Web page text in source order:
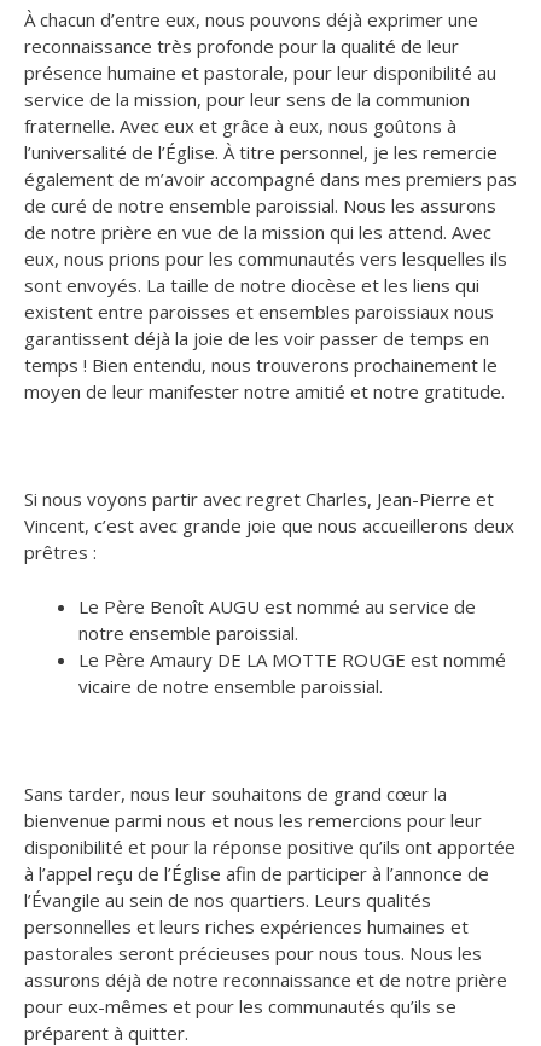
À chacun d’entre eux, nous pouvons déjà exprimer une
reconnaissance très profonde pour la qualité de leur
présence humaine et pastorale, pour leur disponibilité au
service de la mission, pour leur sens de la communion
fraternelle. Avec eux et grâce à eux, nous goûtons à
l’universalité de l’Église. À titre personnel, je les remercie
également de m’avoir accompagné dans mes premiers pas
de curé de notre ensemble paroissial. Nous les assurons
de notre prière en vue de la mission qui les attend. Avec
eux, nous prions pour les communautés vers lesquelles ils
sont envoyés. La taille de notre diocèse et les liens qui
existent entre paroisses et ensembles paroissiaux nous
garantissent déjà la joie de les voir passer de temps en
temps ! Bien entendu, nous trouverons prochainement le
moyen de leur manifester notre amitié et notre gratitude.
Si nous voyons partir avec regret Charles, Jean-Pierre et
Vincent, c’est avec grande joie que nous accueillerons deux
prêtres :
Le Père Benoît AUGU est nommé au service de
notre ensemble paroissial.
Le Père Amaury DE LA MOTTE ROUGE est nommé
vicaire de notre ensemble paroissial.
Sans tarder, nous leur souhaitons de grand cœur la
bienvenue parmi nous et nous les remercions pour leur
disponibilité et pour la réponse positive qu’ils ont apportée
à l’appel reçu de l’Église afin de participer à l’annonce de
l’Évangile au sein de nos quartiers. Leurs qualités
personnelles et leurs riches expériences humaines et
pastorales seront précieuses pour nous tous. Nous les
assurons déjà de notre reconnaissance et de notre prière
pour eux-mêmes et pour les communautés qu’ils se
préparent à quitter.